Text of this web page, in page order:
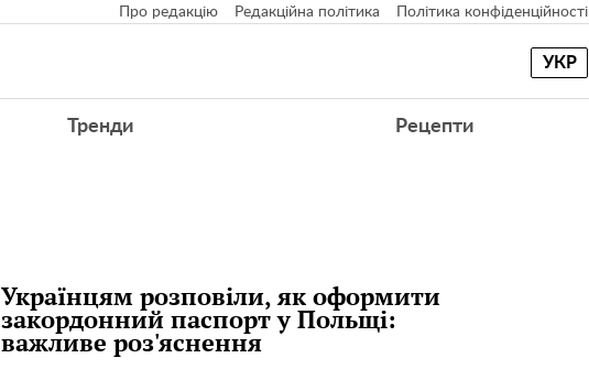
Про редакцію Редакційна політика Політика конфіденційності
УКР
Тренди Рецепти
Українцям розповіли, як оформити
закордонний паспорт у Польщі:
важливе роз'яснення